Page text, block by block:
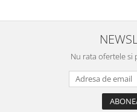
Nu rata ofertele